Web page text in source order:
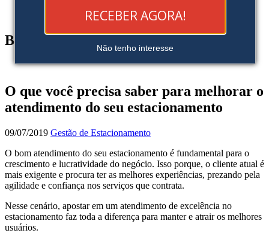
RECEBER AGORA!
Não tenho interesse
Reserve sua Vaga
Blog
O que você precisa saber para melhorar o
atendimento do seu estacionamento
09/07/2019 Gestão de Estacionamento
O bom atendimento do seu estacionamento é fundamental para o
crescimento e lucratividade do negócio. Isso porque, o cliente atual é
mais exigente e procura ter as melhores experiências, prezando pela
agilidade e confiança nos serviços que contrata.
Nesse cenário, apostar em um atendimento de excelência no
estacionamento faz toda a diferença para manter e atrair os melhores
usuários.